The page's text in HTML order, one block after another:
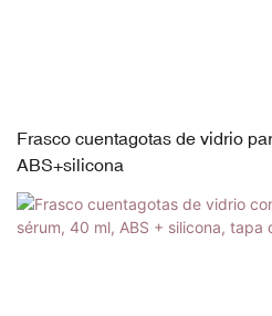
Frasco cuentagotas de vidrio
ABS+silicona